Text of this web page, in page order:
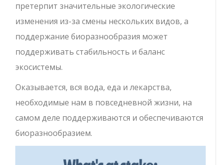
претерпит значительные экологические
изменения из-за смены нескольких видов, а
поддержание биоразнообразия может
поддерживать стабильность и баланс
экосистемы.
Оказывается, вся вода, еда и лекарства,
необходимые нам в повседневной жизни, на
самом деле поддерживаются и обеспечиваются
биоразнообразием.